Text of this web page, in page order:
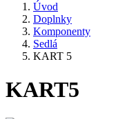
Úvod
Doplnky
Komponenty
Sedlá
KART 5
KART5